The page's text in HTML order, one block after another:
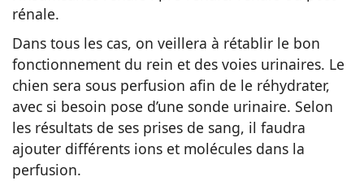
rénale.
Dans tous les cas, on veillera à rétablir le bon
fonctionnement du rein et des voies urinaires. Le
chien sera sous perfusion afin de le réhydrater,
avec si besoin pose d’une sonde urinaire. Selon
les résultats de ses prises de sang, il faudra
ajouter différents ions et molécules dans la
perfusion.